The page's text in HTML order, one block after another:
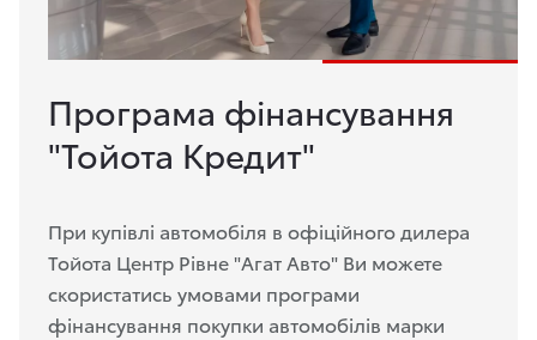
Програма фінансування
"Тойота Кредит"
При купівлі автомобіля в офіційного дилера
Тойота Центр Рівне "Агат Авто" Ви можете
скористатись умовами програми
фінансування покупки автомобілів марки